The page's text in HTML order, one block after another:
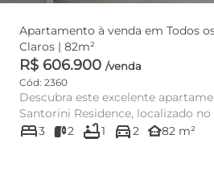
Apartamento à venda em Todos
Claros | 82m²
R$ 606.900 /venda
Cód: 2360
Descubra este excelente
Santorini Residence, localizado
Santos, em Montes Cla...
bed3 2 bathtub1 directions_car2 other_houses82 m²